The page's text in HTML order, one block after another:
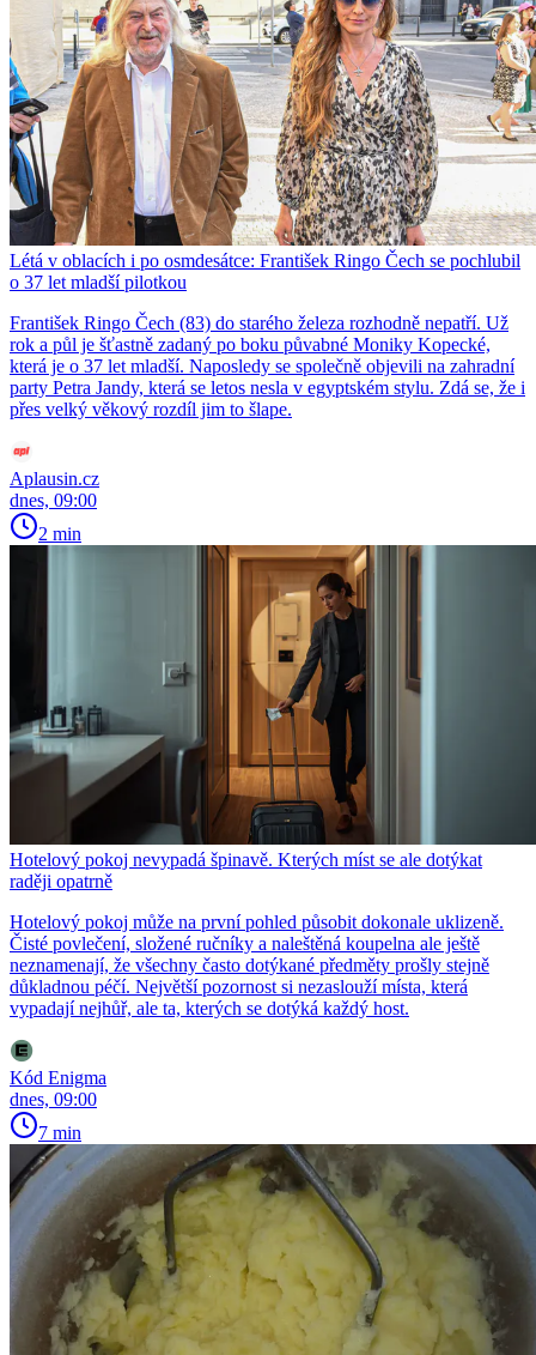
Létá v oblacích i po osmdesátce: František Ringo Čech se pochlubil
o 37 let mladší pilotkou
František Ringo Čech (83) do starého železa rozhodně nepatří. Už
rok a půl je šťastně zadaný po boku půvabné Moniky Kopecké,
která je o 37 let mladší. Naposledy se společně objevili na zahradní
party Petra Jandy, která se letos nesla v egyptském stylu. Zdá se, že i
přes velký věkový rozdíl jim to šlape.
Aplausin.cz
dnes, 09:00
2 min
Hotelový pokoj nevypadá špinavě. Kterých míst se ale dotýkat
raději opatrně
Hotelový pokoj může na první pohled působit dokonale uklizeně.
Čisté povlečení, složené ručníky a naleštěná koupelna ale ještě
neznamenají, že všechny často dotýkané předměty prošly stejně
důkladnou péčí. Největší pozornost si nezaslouží místa, která
vypadají nejhůř, ale ta, kterých se dotýká každý host.
Kód Enigma
dnes, 09:00
7 min